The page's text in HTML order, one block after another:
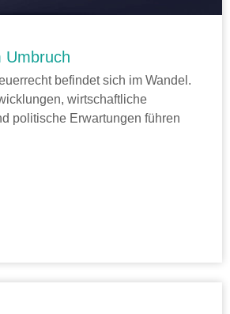
Umbruch
befindet sich im Wandel.
wirtschaftliche
politische Erwartungen führen